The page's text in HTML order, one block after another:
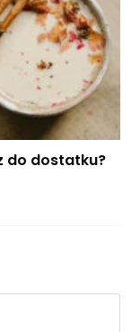
do dostatku?